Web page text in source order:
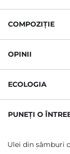
COMPOZIŢIE
OPINII
ECOLOGIA
PUNEȚI O
Ulei din sâmburi